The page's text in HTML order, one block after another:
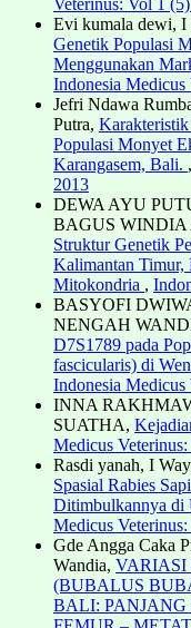
Evi kumala dewi, I
Genetik Populasi
Menggunakan
Indonesia
Jefri Ndawa
Putra,
Populasi Monyet
Karangasem, Bali. ,
2013
DEWA AYU
BAGUS
Struktur Genetik
Kalimantan
Mitokondria ,
BASYOFI
NENGAH
D7S1789 pada
fascicularis) di
Indonesia
INNA
SUATHA,
Medicus
Rasdi yanah, I
Spasial Rabies
Ditimbulkannya di
Medicus
Gde Angga Caka
Wandia, VARIASI
(BUBALUS
BALI: PANJANG